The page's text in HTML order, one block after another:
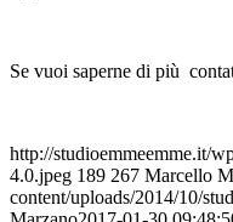
Se vuoi saperne di più
http://studioemmeemme.it/
4.0.jpeg 189 267 Marcello
content/uploads/2014/10/